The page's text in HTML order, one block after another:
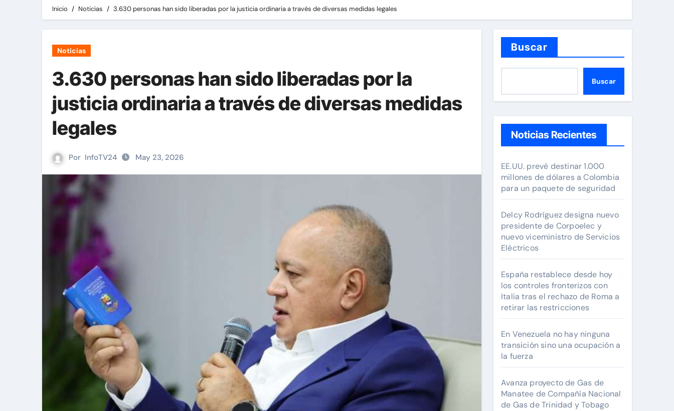
Inicio Noticias 3.630 personas han sido liberadas por la justicia ordinaria a través de diversas medidas legales
Noticias
3.630 personas han sido liberadas por la
justicia ordinaria a través de diversas medidas
legales
Por InfoTV24 May 23, 2026
Buscar
Buscar
Noticias Recientes
EE.UU. prevé destinar 1.000
millones de dólares a Colombia
para un paquete de seguridad
Delcy Rodríguez designa nuevo
presidente de Corpoelec y
nuevo viceministro de Servicios
Eléctricos
España restablece desde hoy
los controles fronterizos con
Italia tras el rechazo de Roma a
retirar las restricciones
En Venezuela no hay ninguna
transición sino una ocupación a
la fuerza
Avanza proyecto de Gas de
Manatee de Compañía Nacional
de Gas de Trinidad y Tobago